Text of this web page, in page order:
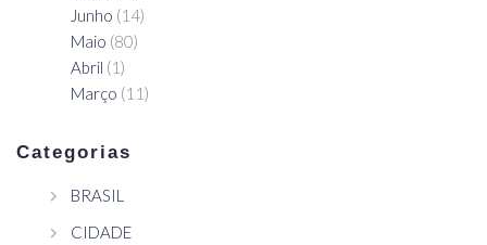
Junho (14)
Maio (80)
Abril (1)
Março (11)
Categorias
BRASIL
CIDADE